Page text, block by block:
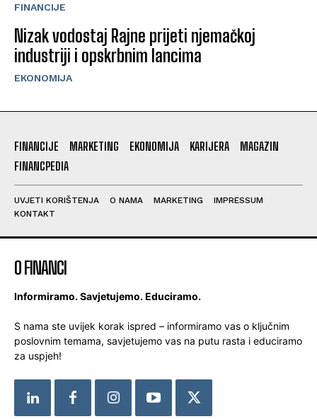
FINANCIJE
Nizak vodostaj Rajne prijeti njemačkoj
industriji i opskrbnim lancima
EKONOMIJA
FINANCIJE MARKETING EKONOMIJA KARIJERA
MAGAZIN
FINANCPEDIA
UVJETI KORIŠTENJA O NAMA MARKETING
IMPRESSUM
KONTAKT
O FINANCI
Informiramo. Savjetujemo. Educiramo.
S nama ste uvijek korak ispred – informiramo vas o ključnim
poslovnim temama, savjetujemo vas na putu rasta i educiramo
za uspjeh!